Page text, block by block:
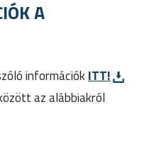
A
információkITT!
az alábbiakról